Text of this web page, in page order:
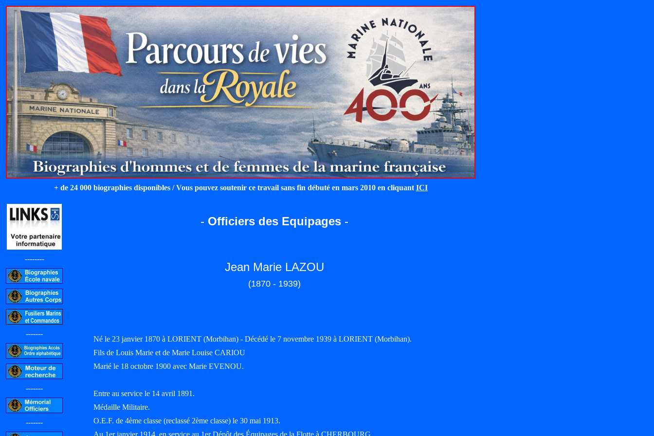
+ de 24 000 biographies disponibles / Vous pouvez soutenir ce travail sans fin débuté en mars 2010 en cliquant ICI
--------
-------
-------
-------
- Officiers des Equipages -
Jean Marie LAZOU
(1870 - 1939)
Né le 23 janvier 1870 à LORIENT (Morbihan) - Décédé le 7 novembre 1939 à LORIENT (Morbihan).
Fils de Louis Marie et de Marie Louise CARIOU
Marié le 18 octobre 1900 avec Marie EVENOU.
Entre au service le 14 avril 1891.
Médaille Militaire.
O.E.F. de 4ème classe (reclassé 2ème classe) le 30 mai 1913.
Au 1er janvier 1914, en service au 1er Dépôt des Équipages de la Flotte à CHERBOURG.